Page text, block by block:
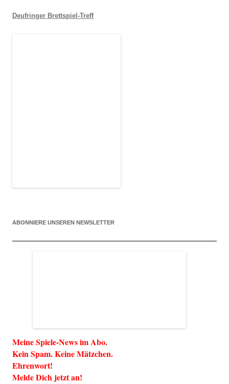
Deufringer Brettspiel-Treff
ABONNIERE UNSEREN NEWSLETTER
Meine Spiele-News im Abo.
Kein Spam. Keine Mätzchen.
Ehrenwort!
Melde Dich jetzt an!